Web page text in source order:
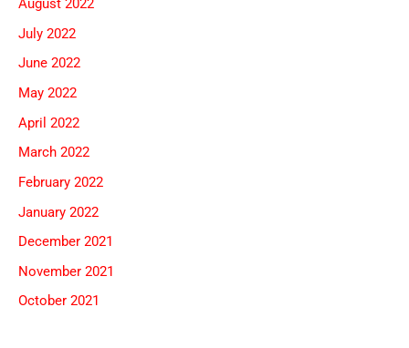
August 2022
July 2022
June 2022
May 2022
April 2022
March 2022
February 2022
January 2022
December 2021
November 2021
October 2021